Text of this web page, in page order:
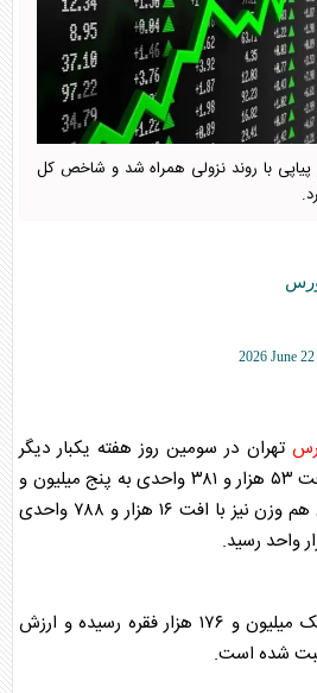
با روند نزولی همراه شد و شاخص کل
2026 June 22
تهران در سومین روز هفته یکبار دیگر
منفی شد و شاخص کل با افت ۵۳ هزار و ۳۸۱ واحدی به پنج میلیون و
۷۲ هزار واحد رسید. شاخص هم وزن نیز با افت ۱۶ هزار و ۷۸۸ واحدی
تعداد معاملات نیز به عدد یک میلیون و ۱۷۶ هزار فقره رسیده و ارزش